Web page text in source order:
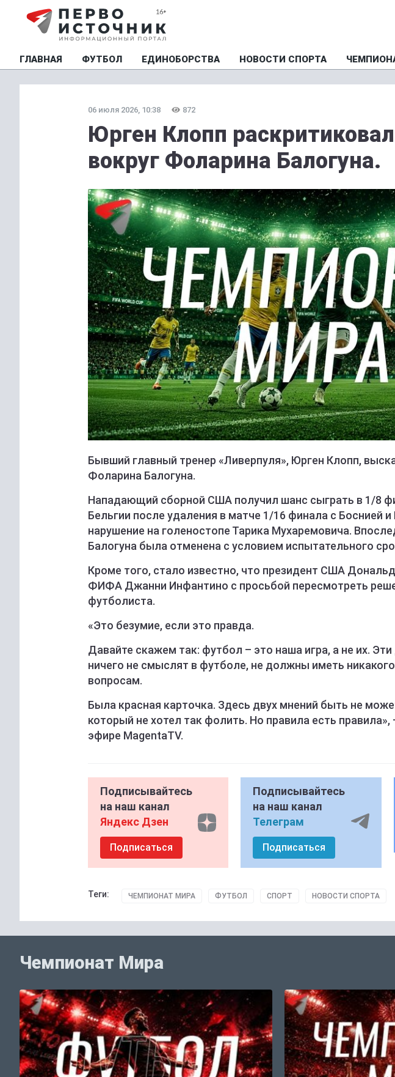
ГЛАВНАЯ ФУТБОЛ ЕДИНОБОРСТВА НОВОСТИ СПОРТА
06 июля 2026, 10:38 872
Юрген Клопп
вокруг Фоларина Балогуна.
Бывший главный тренер «Ливерпуля», Юрген Клопп,
Фоларина Балогуна.
Нападающий сборной США получил шанс сыграть в 1/8
Бельгии после удаления в матче 1/16 финала с Боснией и
нарушение на голеностопе Тарика Мухаремовича.
Балогуна была отменена с условием испытательного
Кроме того, стало известно, что президент США
ФИФА Джанни Инфантино с просьбой пересмотреть
футболиста.
«Это безумие, если это правда.
Давайте скажем так: футбол – это наша игра, а не их.
ничего не смыслят в футболе, не должны иметь
вопросам.
Была красная карточка. Здесь двух мнений быть не
который не хотел так фолить. Но правила есть
эфире MagentaTV.
Подписывайтесь
на наш канал
Яндекс Дзен
Подписаться
Подписывайтесь
на наш канал
Телеграм
Подписаться
Теги: ЧЕМПИОНАТ МИРА ФУТБОЛ СПОРТ НОВОСТИ СПОРТА
Чемпионат Мира